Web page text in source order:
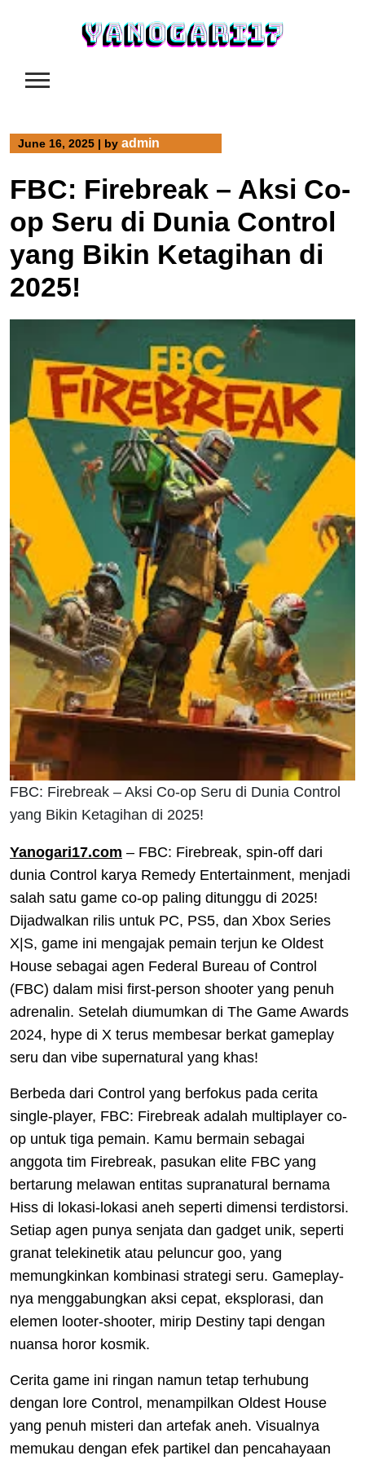
June 16, 2025 | by admin
FBC: Firebreak – Aksi Co-
op Seru di Dunia Control
yang Bikin Ketagihan di
2025!
FBC: Firebreak – Aksi Co-op Seru di Dunia Control
yang Bikin Ketagihan di 2025!
Yanogari17.com – FBC: Firebreak, spin-off dari
dunia Control karya Remedy Entertainment, menjadi
salah satu game co-op paling ditunggu di 2025!
Dijadwalkan rilis untuk PC, PS5, dan Xbox Series
X|S, game ini mengajak pemain terjun ke Oldest
House sebagai agen Federal Bureau of Control
(FBC) dalam misi first-person shooter yang penuh
adrenalin. Setelah diumumkan di The Game Awards
2024, hype di X terus membesar berkat gameplay
seru dan vibe supernatural yang khas!
Berbeda dari Control yang berfokus pada cerita
single-player, FBC: Firebreak adalah multiplayer co-
op untuk tiga pemain. Kamu bermain sebagai
anggota tim Firebreak, pasukan elite FBC yang
bertarung melawan entitas supranatural bernama
Hiss di lokasi-lokasi aneh seperti dimensi terdistorsi.
Setiap agen punya senjata dan gadget unik, seperti
granat telekinetik atau peluncur goo, yang
memungkinkan kombinasi strategi seru. Gameplay-
nya menggabungkan aksi cepat, eksplorasi, dan
elemen looter-shooter, mirip Destiny tapi dengan
nuansa horor kosmik.
Cerita game ini ringan namun tetap terhubung
dengan lore Control, menampilkan Oldest House
yang penuh misteri dan artefak aneh. Visualnya
memukau dengan efek partikel dan pencahayaan